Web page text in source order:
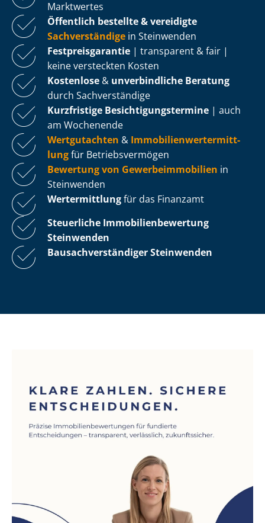
Marktwertes
Öffentlich bestellte & vereidigte
Sachverständige in Steinwenden
Fest­preis­ga­ran­tie | transparent & fair |
keine versteckten Kosten
Kostenlose & unverbindliche Beratung
durch Sachverständige
Kurzfristige Be­sich­ti­gungs­ter­mi­ne | auch
am Wochenende
Wertgutachten & Im­mo­bi­li­en­wert­ermitt­
lungfür Be­triebs­ver­mö­gen
Bewertung von Ge­wer­be­im­mo­bi­li­en in
Steinwenden
Wertermittlungfür das Finanzamt
Steuerliche Im­mo­bi­li­en­be­wer­tung
Steinwenden
Bau­sach­ver­stän­di­ger Steinwenden